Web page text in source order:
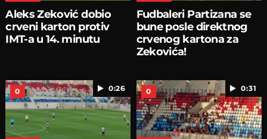
Aleks Zeković dobio
crveni karton protiv
IMT-a u 14. minutu
Fudbaleri Partizana se
bune posle direktnog
crvenog kartona za
Zekovića!
0:26
0 0:31
0